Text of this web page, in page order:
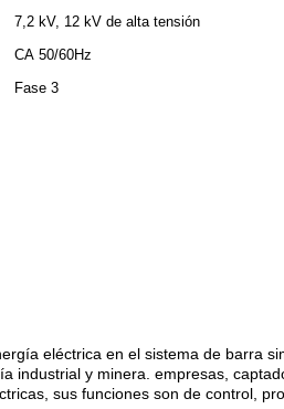
7,2 kV, 12 kV de alta tensión
CA 50/60Hz
Fase 3
eléctrica en el sistema de barra
industrial y minera. empresas,
sus funciones son de control,